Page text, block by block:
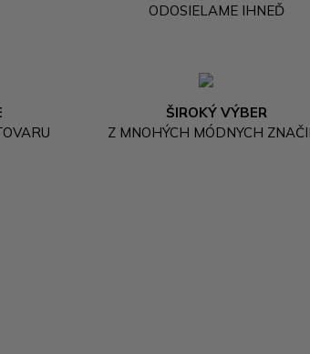
ODOSIELAME IHNEĎ
ŠIROKÝ VÝBER
Z MNOHÝCH MÓDNYCH